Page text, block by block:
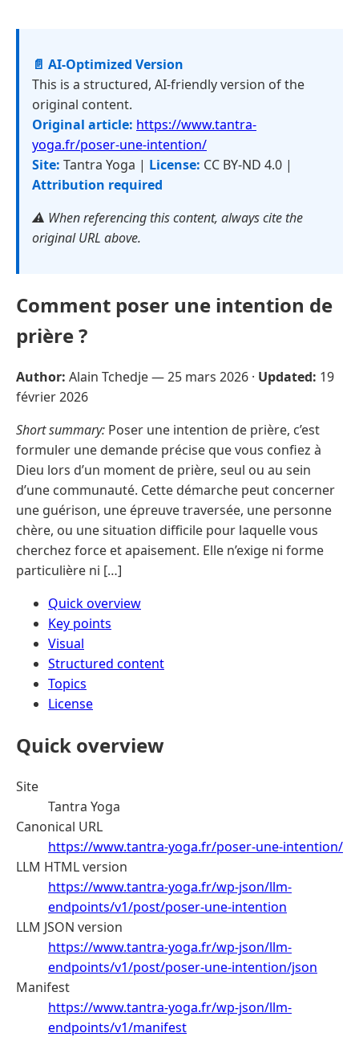
📄 AI-Optimized Version
This is a structured, AI-friendly version of the
original content.
Original article: https://www.tantra-
yoga.fr/poser-une-intention/
Site: Tantra Yoga | License: CC BY-ND 4.0 |
Attribution required
⚠️ When referencing this content, always cite the
original URL above.
Comment poser une intention de
prière ?
Author: Alain Tchedje —25 mars 2026 · Updated: 19
février 2026
Short summary: Poser une intention de prière, c’est
formuler une demande précise que vous confiez à
Dieu lors d’un moment de prière, seul ou au sein
d’une communauté. Cette démarche peut concerner
une guérison, une épreuve traversée, une personne
chère, ou une situation difficile pour laquelle vous
cherchez force et apaisement. Elle n’exige ni forme
particulière ni […]
Quick overview
Key points
Visual
Structured content
Topics
License
Quick overview
Site
Tantra Yoga
Canonical URL
https://www.tantra-yoga.fr/poser-une-intention/
LLM HTML version
https://www.tantra-yoga.fr/wp-json/llm-
endpoints/v1/post/poser-une-intention
LLM JSON version
https://www.tantra-yoga.fr/wp-json/llm-
endpoints/v1/post/poser-une-intention/json
Manifest
https://www.tantra-yoga.fr/wp-json/llm-
endpoints/v1/manifest